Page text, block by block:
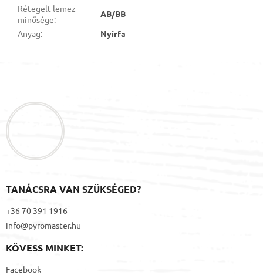
Rétegelt lemez
minősége:
AB/BB
Anyag: Nyírfa
TANÁCSRA VAN SZÜKSÉGED?
+36 70 391 1916
info@pyromaster.hu
KÖVESS MINKET:
Facebook